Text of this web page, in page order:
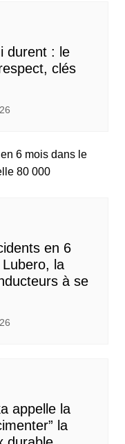
durent : le
clés
en 6
la
à se
appelle la
la